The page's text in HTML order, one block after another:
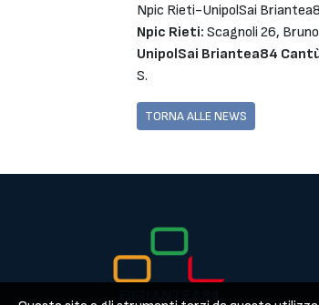
Npic Rieti-UnipolSai
Npic Rieti: Scagnoli 26,
UnipolSai Briantea84
S.
TORNA ALLE NEWS